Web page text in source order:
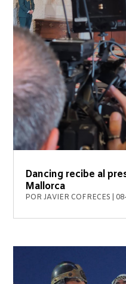
Dancing recibe al
Mallorca
PORJAVIER COFRECES